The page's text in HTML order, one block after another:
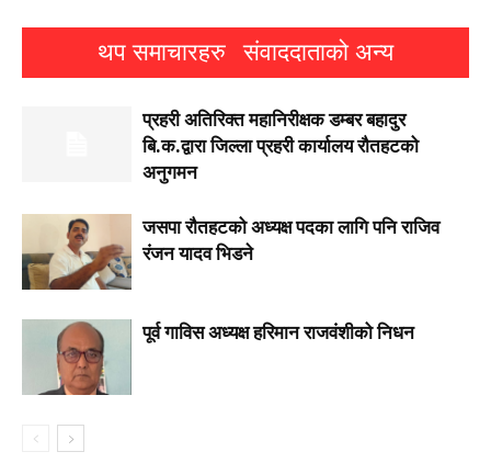
थप समाचारहरु संवाददाताको अन्य
प्रहरी अतिरिक्त महानिरीक्षक डम्बर बहादुर
बि.क.द्वारा जिल्ला प्रहरी कार्यालय रौतहटको
अनुगमन
जसपा राैतहटको अध्यक्ष पदका लागि पनि राजिव
रंजन यादव भिडने
पूर्व गाविस अध्यक्ष हरिमान राजवंशीको निधन